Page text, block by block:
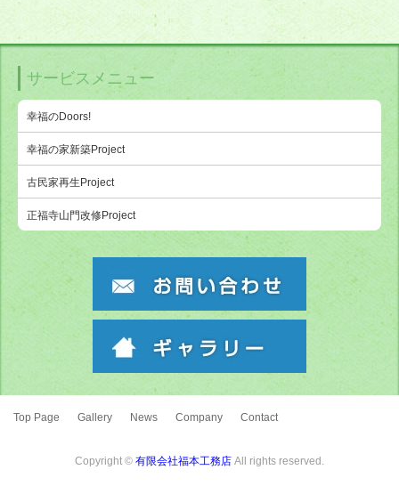
サービスメニュー
幸福のDoors!
幸福の家新築Project
古民家再生Project
正福寺山門改修Project
Top Page Gallery News Company Contact
Copyright © 有限会社福本工務店 All rights reserved.